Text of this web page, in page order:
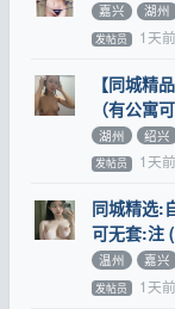
嘉兴
湖州
发帖员 1天前
【同城精
（有公寓
湖州
绍兴
发帖员 1天前
同城精选:
可无套:注
温州
嘉兴
发帖员 1天前